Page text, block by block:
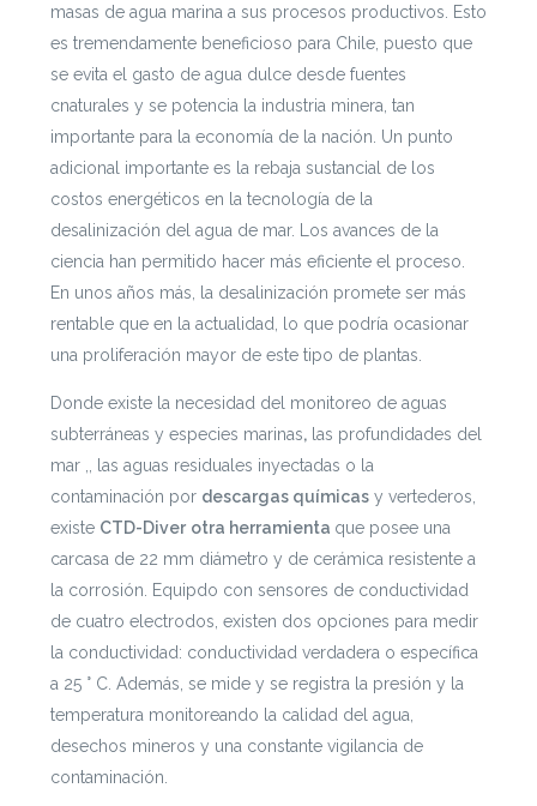
masas de agua marina a sus procesos productivos. Esto
es tremendamente beneficioso para Chile, puesto que
se evita el gasto de agua dulce desde fuentes
cnaturales y se potencia la industria minera, tan
importante para la economía de la nación. Un punto
adicional importante es la rebaja sustancial de los
costos energéticos en la tecnología de la
desalinización del agua de mar. Los avances de la
ciencia han permitido hacer más eficiente el proceso.
En unos años más, la desalinización promete ser más
rentable que en la actualidad, lo que podría ocasionar
una proliferación mayor de este tipo de plantas.
Donde existe la necesidad del monitoreo de aguas
subterráneas y especies marinas,las profundidades del
mar ,, las aguas residuales inyectadas o la
contaminación por descargas químicasy vertederos,
existe CTD-Diver otra herramienta que posee una
carcasa de 22 mm diámetro y de cerámica resistente a
la corrosión. Equipdo con sensores de conductividad
de cuatro electrodos, existen dos opciones para medir
la conductividad: conductividad verdadera o específica
a 25 ° C. Además, se mide y se registra la presión y la
temperatura monitoreando la calidad del agua,
desechos mineros y una constante vigilancia de
contaminación.